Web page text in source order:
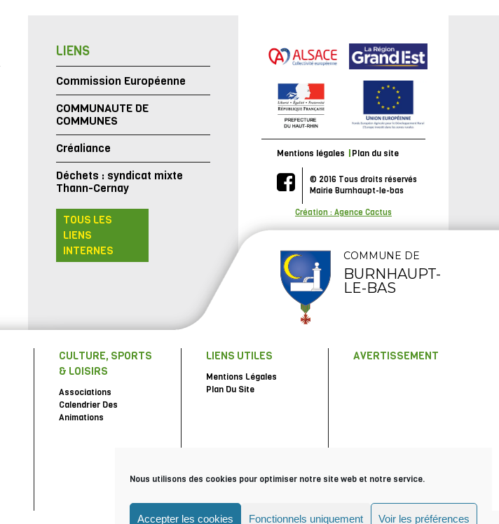
Nous utilisons des cookies pour optimiser notre site web et notre service.
Accepter les cookies Fonctionnels uniquement Voir les préférences
LIENS
Commission Européenne
COMMUNAUTE DE
COMMUNES
Créaliance
Déchets : syndicat mixte
Thann-Cernay
TOUS LES
LIENS
INTERNES
Mentions légales Plan du site
© 2016 Tous droits réservés
Mairie Burnhaupt-le-bas
Création : Agence Cactus
COMMUNE DE
BURNHAUPT-
LE-BAS
CULTURE, SPORTS
& LOISIRS
Associations
Calendrier Des
Animations
LIENS UTILES
Mentions Légales
Plan Du Site
AVERTISSEMENT